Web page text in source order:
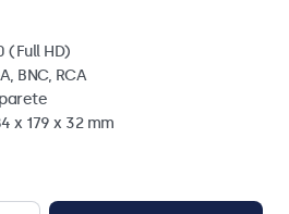
(Full HD)
BNC, RCA
x 179 x 32 mm